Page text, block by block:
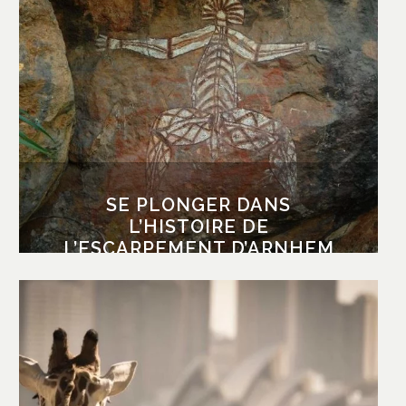
SE PLONGER DANS
L’HISTOIRE DE
L’ESCARPEMENT D’ARNHEM
Nombreux sont les peuples qui ont habité le
Territoire du Nord. Sur la terre d’Arnhem s’est
installée la communauté autochtone de
Gunbalanya et c’est au Injalak Art Center que
vous pourrez en savoir davantage sur leur
histoire. Prenez le temps d’admirer les sites
rupestres de l’escarpement d’Arnhem Land et
essayez d’observer les oiseaux survolant ces
plaines inondables.
APPRÉCIER UNE CROISIÈRE
Profitez d’une croisière dans la baie à bord
d’un yacht privé afin d’apprécier une vue